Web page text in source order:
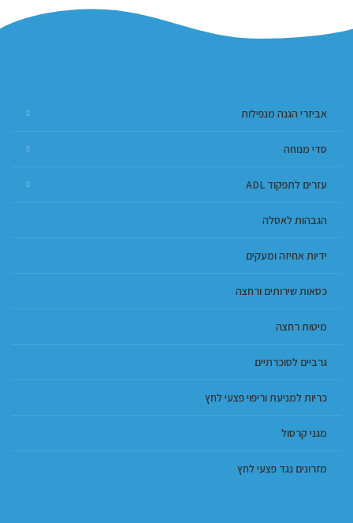
אביזרי הגנה מנפילות
סדי מנוחה
עזרים לתפקוד ADL
הגבהות לאסלה
ידיות אחיזה ומעקים
כסאות שירותים ורחצה
מיטות רחצה
גרביים לסוכרתיים
כריות למניעת וריפוי פצעי לחץ
מגני קרסול
מזרונים נגד פצעי לחץ